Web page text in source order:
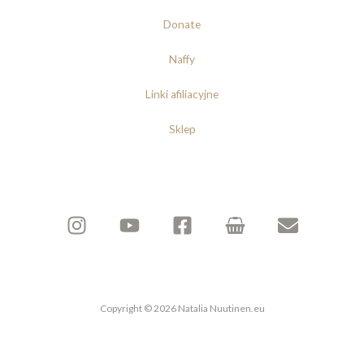
Donate
Naffy
Linki afiliacyjne
Sklep
Copyright © 2026 Natalia Nuutinen.eu